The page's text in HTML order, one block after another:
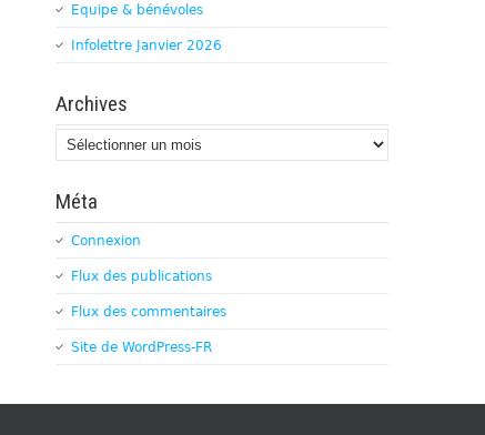
Equipe & bénévoles
Infolettre Janvier 2026
Archives
Archives
Méta
Connexion
Flux des publications
Flux des commentaires
Site de WordPress-FR